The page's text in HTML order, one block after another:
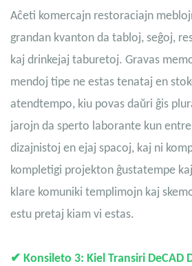
Aĉeti komercajn restoraciajn
grandan kvanton da tabloj, seĝoj,
kaj drinkejaj taburetoj. Gravas
mendoj tipe ne estas tenataj en
atendtempo, kiu povas daŭri ĝis
jarojn da sperto laborante kun
dizajnistoj en ejaj spacoj, kaj ni
kompletigi projekton ĝustatempe
klare komuniki templimojn kaj
estu pretaj kiam vi estas.
✔ Konsileto 3: Kiel Transiri DeCAD